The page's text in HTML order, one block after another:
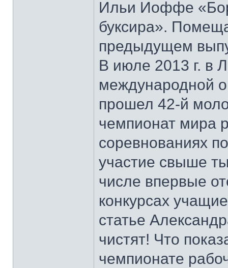
Ильи Иоффе
буксира».
предыдущем
В июле 2013 г. в
международной
прошел 42-й
чемпионат мира
соревнованиях
участие свыше
числе впервые
конкурсах
статье
чистят! Что
чемпионате